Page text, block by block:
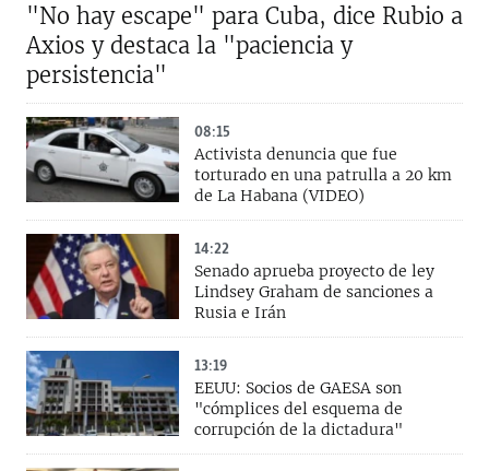
"No hay escape" para Cuba, dice Rubio a
Axios y destaca la "paciencia y
persistencia"
08:15
Activista denuncia que fue
torturado en una patrulla a 20 km
de La Habana (VIDEO)
14:22
Senado aprueba proyecto de ley
Lindsey Graham de sanciones a
Rusia e Irán
13:19
EEUU: Socios de GAESA son
"cómplices del esquema de
corrupción de la dictadura"